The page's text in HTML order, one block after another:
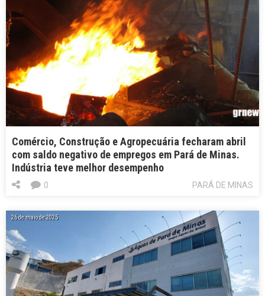
Comércio, Construção e Agropecuária fecharam abril
com saldo negativo de empregos em Pará de Minas.
Indústria teve melhor desempenho
PARÁ DE MINAS
0
26 de maio de 2025